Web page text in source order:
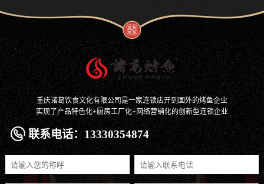
重庆诸葛饮食文化有限公司是一家连锁店开到国外的烤鱼企业
实现了产品特色化+厨房工厂化+网络营销化的创新型连锁企业
联系电话：13330354874